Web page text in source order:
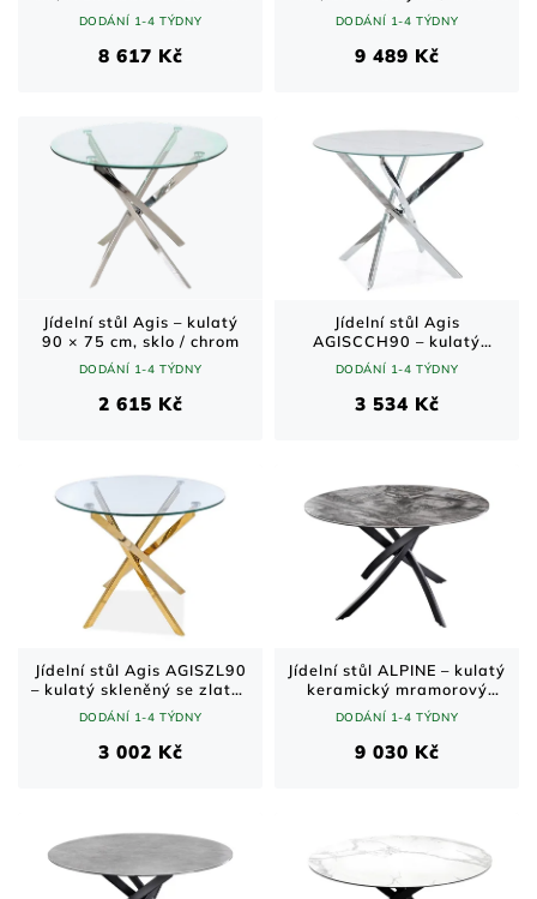
keramická deska / černá
kovová podnož
DODÁNÍ 1-4 TÝDNY
8 617 Kč
kuželová podnož
DODÁNÍ 1-4 TÝDNY
9 489 Kč
Jídelní stůl Agis – kulatý
90 × 75 cm, sklo / chrom
DODÁNÍ 1-4 TÝDNY
2 615 Kč
Jídelní stůl Agis
AGISCCH90 – kulatý
skleněný s chromovanou
podnoží Ø 90 cm
DODÁNÍ 1-4 TÝDNY
3 534 Kč
Jídelní stůl Agis AGISZL90
– kulatý skleněný se zlatou
podnoží Ø 90 cm
DODÁNÍ 1-4 TÝDNY
3 002 Kč
Jídelní stůl ALPINE – kulatý
keramický mramorový
vzhled a kov / béžový /
120 cm
DODÁNÍ 1-4 TÝDNY
9 030 Kč